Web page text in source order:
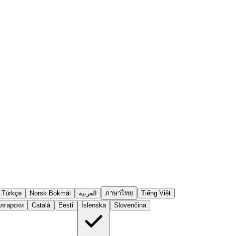
Türkçe Norsk Bokmål العربية ภาษาไทย
Tiếng Việt
Català Eesti Íslenska Slovenčina